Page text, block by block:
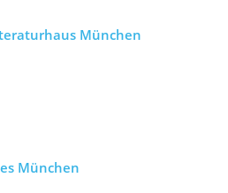
München
München